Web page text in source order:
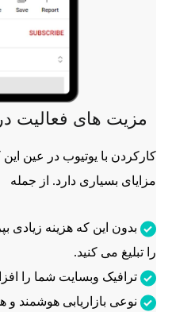
مزیت های فعالیت
کارکردن با یوتیوب در عین
مزایای بسیاری دارد. از جمله
بدون این که هزینه زیادی
را تبلیغ می کنید.
ترافیک وبسایت شما را
نوعی بازاریابی هوشمند